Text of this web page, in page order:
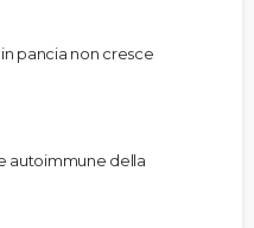
pancia non cresce
autoimmune della